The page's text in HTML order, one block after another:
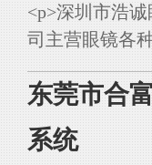
<p>深圳市浩
司主营眼镜各
东莞市合
系统